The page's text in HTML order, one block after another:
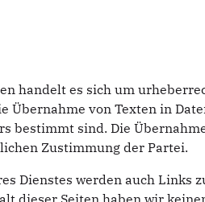
handelt es sich um
Übernahme von Texten in
bestimmt sind. Die
Zustimmung der Partei.
Dienstes werden auch Links
dieser Seiten haben wir